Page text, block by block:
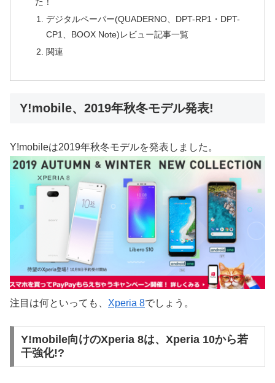
デジタルペーパー(QUADERNO、DPT-RP1・DPT-
CP1、BOOX Note)レビュー記事一覧
関連
Y!mobile、2019年秋冬モデル発表!
Y!mobileは2019年秋冬モデルを発表しました。
注目は何といっても、 Xperia 8でしょう。
Y!mobile向けのXperia 8は、Xperia 10から若
干強化!?